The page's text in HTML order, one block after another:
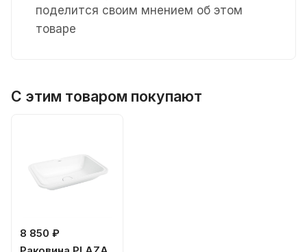
поделится своим мнением об этом
товаре
С этим товаром покупают
8 850 ₽